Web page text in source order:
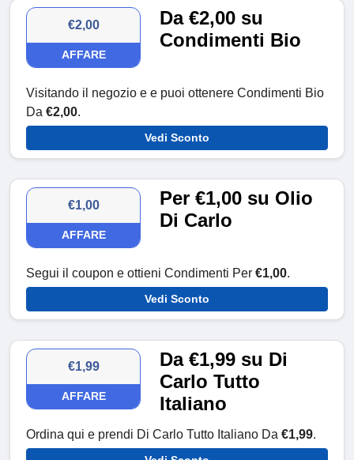
€2,00
AFFARE
Da €2,00 su
Condimenti Bio
Visitando il negozio e e puoi ottenere Condimenti Bio
Da €2,00.
Vedi Sconto
€1,00
AFFARE
Per €1,00 su Olio
Di Carlo
Segui il coupon e ottieni Condimenti Per €1,00.
Vedi Sconto
€1,99
AFFARE
Da €1,99 su Di
Carlo Tutto
Italiano
Ordina qui e prendi Di Carlo Tutto Italiano Da €1,99.